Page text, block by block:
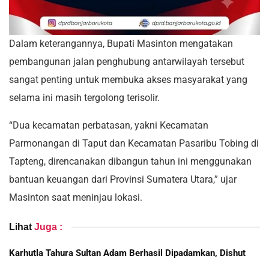
Dalam keterangannya, Bupati Masinton mengatakan
pembangunan jalan penghubung antarwilayah tersebut
sangat penting untuk membuka akses masyarakat yang
selama ini masih tergolong terisolir.
“Dua kecamatan perbatasan, yakni Kecamatan
Parmonangan di Taput dan Kecamatan Pasaribu Tobing di
Tapteng, direncanakan dibangun tahun ini menggunakan
bantuan keuangan dari Provinsi Sumatera Utara,” ujar
Masinton saat meninjau lokasi.
Lihat Juga :
Karhutla Tahura Sultan Adam Berhasil Dipadamkan, Dishut